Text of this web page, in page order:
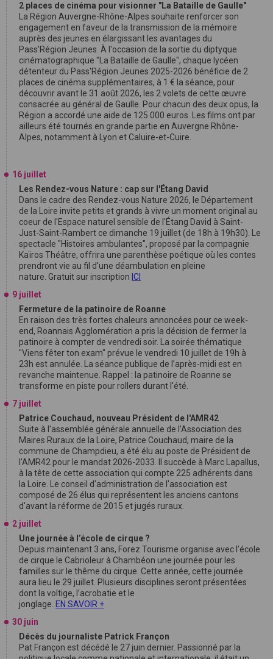
2 places de cinéma pour visionner "La Bataille de Gaulle"
La Région Auvergne-Rhône-Alpes souhaite renforcer son
engagement en faveur de la transmission de la mémoire
auprès des jeunes en élargissant les avantages du
Pass'Région Jeunes. À l'occasion de la sortie du diptyque
cinématographique "La Bataille de Gaulle", chaque lycéen
détenteur du Pass'Région Jeunes 2025-2026 bénéficie de 2
places de cinéma supplémentaires, à 1 € la séance, pour
découvrir avant le 31 août 2026, les 2 volets de cette œuvre
consacrée au général de Gaulle. Pour chacun des deux opus, la
Région a accordé une aide de 125 000 euros. Les films ont par
ailleurs été tournés en grande partie en Auvergne Rhône-
Alpes, notamment à Lyon et Caluire-et-Cuire.
16 juillet
Les Rendez-vous Nature : cap sur l'Étang David
Dans le cadre des Rendez-vous Nature 2026, le Département
de la Loire invite petits et grands à vivre un moment original au
coeur de l'Espace naturel sensible de l'Étang David à Saint-
Just-Saint-Rambert ce dimanche 19 juillet (de 18h à 19h30). Le
spectacle "Histoires ambulantes", proposé par la compagnie
Kaïros Théâtre, offrira une parenthèse poétique où les contes
prendront vie au fil d'une déambulation en pleine
nature. Gratuit sur inscription ICI
9 juillet
Fermeture de la patinoire de Roanne
En raison des très fortes chaleurs annoncées pour ce week-
end, Roannais Agglomération a pris la décision de fermer la
patinoire à compter de vendredi soir. La soirée thématique
"Viens fêter ton exam" prévue le vendredi 10 juillet de 19h à
23h est annulée. La séance publique de l’après-midi est en
revanche maintenue. Rappel : la patinoire de Roanne se
transforme en piste pour rollers durant l'été.
7 juillet
Patrice Couchaud, nouveau Président de l'AMR42
Suite à l'assemblée générale annuelle de l'Association des
Maires Ruraux de la Loire, Patrice Couchaud, maire de la
commune de Champdieu, a été élu au poste de Président de
l'AMR42 pour le mandat 2026-2033. Il succède à Marc Lapallus,
à la tête de cette association qui compte 225 adhérents dans
la Loire. Le conseil d'administration de l'association est
composé de 26 élus qui représentent les anciens cantons
d'avant la réforme de 2015 et jugés ruraux.
2 juillet
Une journée à l’école de cirque ?
Depuis maintenant 3 ans, Forez Tourisme organise avec l’école
de cirque le Cabrioleur à Chambéon une journée pour les
familles sur le thême du cirque. Cette année, cette journée
aura lieu le 29 juillet. Plusieurs disciplines seront présentées
dont la voltige, l’acrobatie et le
jonglage. EN SAVOIR +
30 juin
Décès du journaliste Patrick Françon
Pat Françon est décédé le 27 juin dernier. Passionné par la